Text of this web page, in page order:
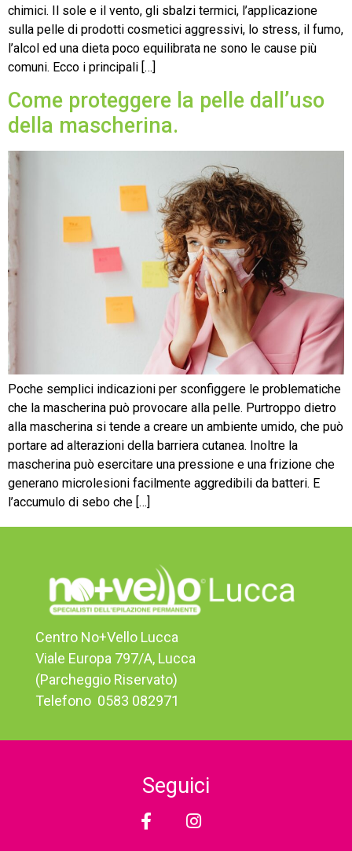
chimici. Il sole e il vento, gli sbalzi termici, l’applicazione
sulla pelle di prodotti cosmetici aggressivi, lo stress, il fumo,
l’alcol ed una dieta poco equilibrata ne sono le cause più
comuni. Ecco i principali […]
Come proteggere la pelle dall’uso
della mascherina.
Poche semplici indicazioni per sconfiggere le problematiche
che la mascherina può provocare alla pelle. Purtroppo dietro
alla mascherina si tende a creare un ambiente umido, che può
portare ad alterazioni della barriera cutanea. Inoltre la
mascherina può esercitare una pressione e una frizione che
generano microlesioni facilmente aggredibili da batteri. E
l’accumulo di sebo che […]
Centro No+Vello Lucca
Viale Europa 797/A, Lucca
(Parcheggio Riservato)
Telefono ‎ 0583 082971
Seguici